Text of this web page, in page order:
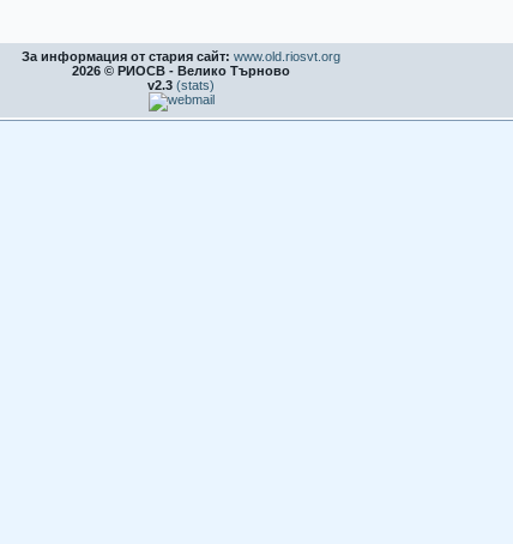
За информация от стария сайт: www.old.riosvt.org
2026 © РИОСВ - Велико Търново
v2.3 (stats)